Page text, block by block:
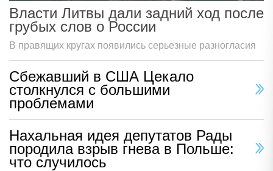
Власти Литвы дали задний ход после
грубых слов о России
В правящих кругах появились серьезные разногласия
Сбежавший в США Цекало
столкнулся с большими
проблемами
Нахальная идея депутатов Рады
породила взрыв гнева в Польше:
что случилось